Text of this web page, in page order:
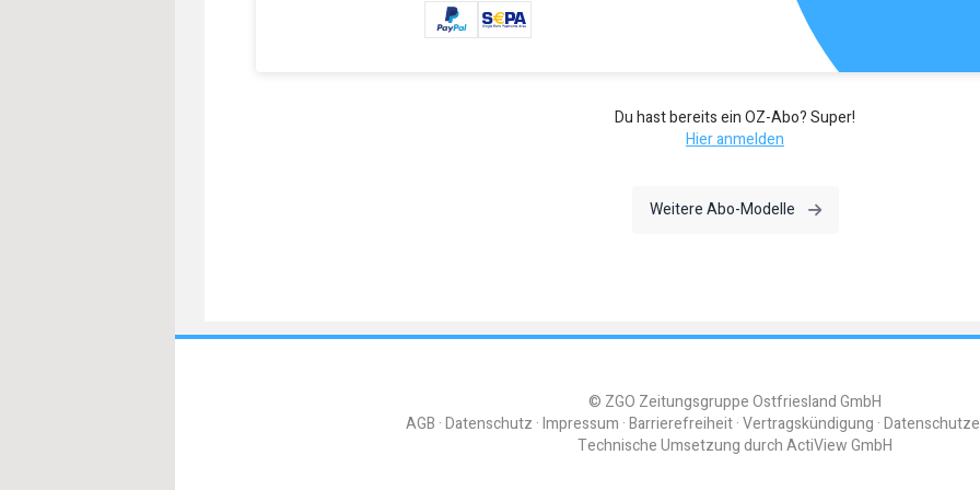
Du hast bereits ein OZ-Abo? Super!
Hier anmelden
Weitere Abo-Modelle
© ZGO Zeitungsgruppe Ostfriesland GmbH
AGB Datenschutz Impressum Barrierefreiheit Vertragskündigung
Technische Umsetzung durchActiView GmbH